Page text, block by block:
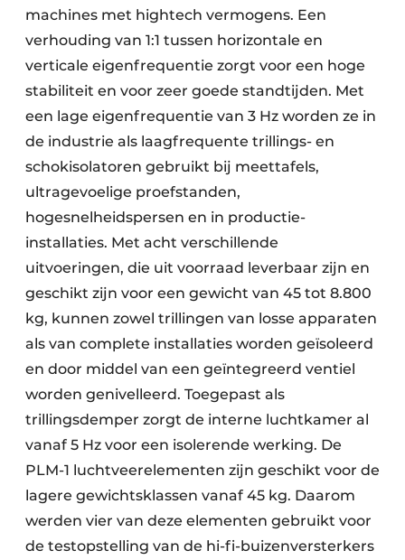
machines met hightech vermogens. Een
verhouding van 1:1 tussen horizontale en
verticale eigenfrequentie zorgt voor een hoge
stabiliteit en voor zeer goede standtijden. Met
een lage eigenfrequentie van 3 Hz worden ze in
de industrie als laagfrequente trillings- en
schokisolatoren gebruikt bij meettafels,
ultragevoelige proefstanden,
hogesnelheidspersen en in productie-
installaties. Met acht verschillende
uitvoeringen, die uit voorraad leverbaar zijn en
geschikt zijn voor een gewicht van 45 tot 8.800
kg, kunnen zowel trillingen van losse apparaten
als van complete installaties worden geïsoleerd
en door middel van een geïntegreerd ventiel
worden genivelleerd. Toegepast als
trillingsdemper zorgt de interne luchtkamer al
vanaf 5 Hz voor een isolerende werking. De
PLM-1 luchtveerelementen zijn geschikt voor de
lagere gewichtsklassen vanaf 45 kg. Daarom
werden vier van deze elementen gebruikt voor
de testopstelling van de hi-fi-buizenversterkers